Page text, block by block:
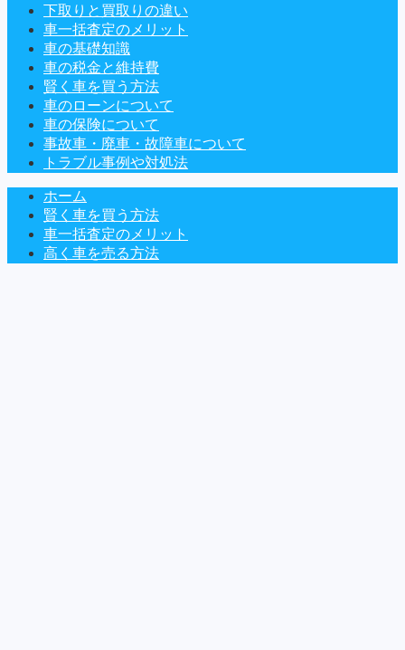
下取りと買取りの違い
車一括査定のメリット
車の基礎知識
車の税金と維持費
賢く車を買う方法
車のローンについて
車の保険について
事故車・廃車・故障車について
トラブル事例や対処法
ホーム
賢く車を買う方法
車一括査定のメリット
高く車を売る方法